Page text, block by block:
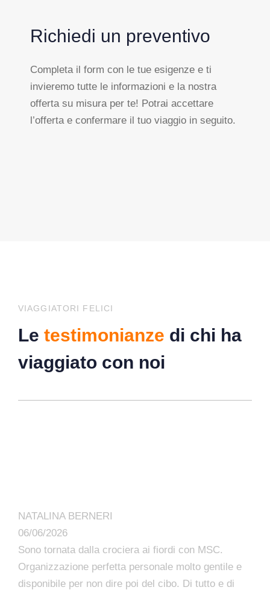
Richiedi un preventivo
Completa il form con le tue esigenze e ti
invieremo tutte le informazioni e la nostra
offerta su misura per te! Potrai accettare
l’offerta e confermare il tuo viaggio in seguito.
VIAGGIATORI FELICI
Le testimonianze di chi ha
viaggiato con noi
NATALINA BERNERI
06/06/2026
Sono tornata dalla crociera ai fiordi con MSC.
Organizzazione perfetta personale molto gentile e
disponibile per non dire poi del cibo. Di tutto e di